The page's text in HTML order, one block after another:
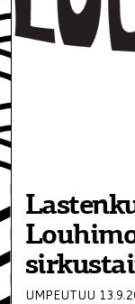
UMPEUTUU